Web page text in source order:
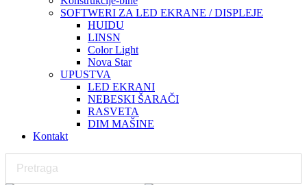
SOFTWERI ZA LED EKRANE / DISPLEJE
HUIDU
LINSN
Color Light
Nova Star
UPUSTVA
LED EKRANI
NEBESKI ŠARAČI
RASVETA
DIM MAŠINE
Kontakt